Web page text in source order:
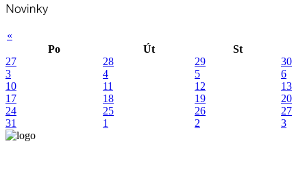
«
Po
Út
St
27
28 29
30
3
4 5
6
10
11 12
13
17
18 19
20
24
25 26
27
31
1 2 3